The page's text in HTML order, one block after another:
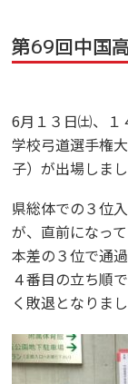
ジ
の
第69回中国
6月１３日㈯、１
学校弓道選手権
子）が出場しまし
県総体での３位
が、直前になっ
本差の３位で通
４番目の立ち順
く敗退となりまし